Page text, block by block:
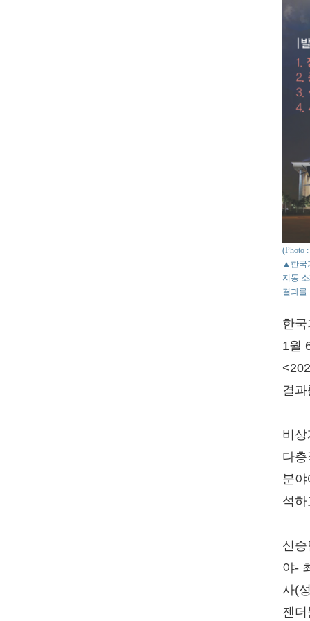
(Photo
▲한국
지동
결과를
한
1월
결
비
다층
분
석
신
야-
사(
젠